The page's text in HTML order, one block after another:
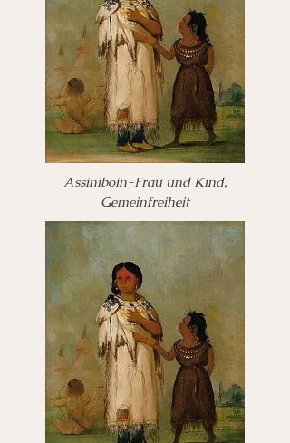
Assiniboin-Frau und Kind,
Gemeinfreiheit